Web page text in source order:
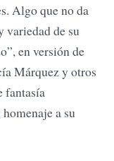
Algo que no da
variedad de su
en versión de
Márquez y otros
fantasía
a su